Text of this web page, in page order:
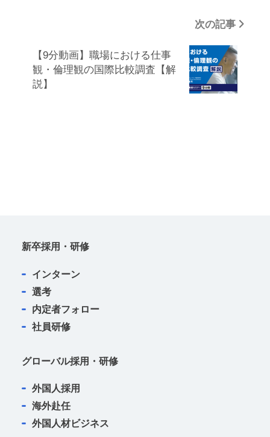
（4） 国の機関もしくは地方公共団体またはそ
の委託を受けた者が行う法令の定める事務遂行
に協力する必要があり、利用者本人の同意を得
ることで当該事務に支障を及ぼすおそれがある
第三者による個人情報の取得に関し、以下の場
合当社は何らの責任を負いません。
（1） 利用者自らが当サービスの機能または別
の手段を用いて特定の企業に個人情報を明らか
（2） 利用者自ら、またはその他の利用者が当
特定できてしまった場合
（3） 当サービスからリンクされる外部サイト
において、利用者自らが個人情報が提供し、ま
次の記事
【9分動画】職場における仕事
観・倫理観の国際比較調査【解
説】
新卒採用・研修
インターン
選考
内定者フォロー
社員研修
グローバル採用・研修
外国人採用
海外赴任
外国人材ビジネス